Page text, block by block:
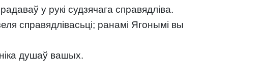
у рукі судзячага справядліва.
справядлівасьці; ранамі Ягонымі вы
душаў вашых.